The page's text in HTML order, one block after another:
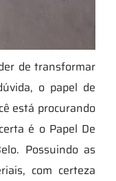
de transformar
o papel de
está procurando
é o Papel De
Possuindo as
com certeza